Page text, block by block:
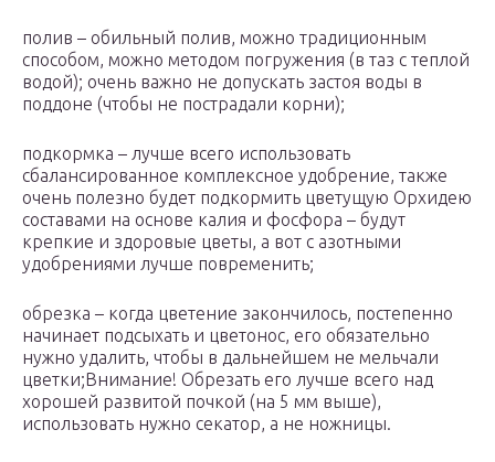
полив – обильный полив, можно традиционным
способом, можно методом погружения (в таз с теплой
водой); очень важно не допускать застоя воды в
поддоне (чтобы не пострадали корни);
подкормка – лучше всего использовать
сбалансированное комплексное удобрение, также
очень полезно будет подкормить цветущую Орхидею
составами на основе калия и фосфора – будут
крепкие и здоровые цветы, а вот с азотными
удобрениями лучше повременить;
обрезка – когда цветение закончилось, постепенно
начинает подсыхать и цветонос, его обязательно
нужно удалить, чтобы в дальнейшем не мельчали
цветки;Внимание! Обрезать его лучше всего над
хорошей развитой почкой (на 5 мм выше),
использовать нужно секатор, а не ножницы.